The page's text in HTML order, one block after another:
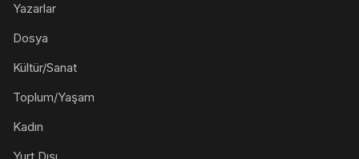
Yazarlar
Dosya
Kültür/Sanat
Toplum/Yaşam
Kadın